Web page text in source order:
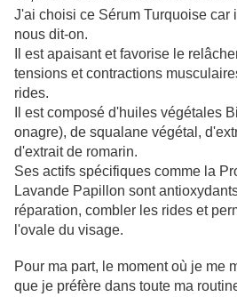
J'ai choisi ce Sérum Turquoise car
nous dit-on.
Il est apaisant et favorise le
tensions et contractions
rides.
Il est composé d'huiles végétales
onagre), de squalane végétal,
d'extrait de romarin.
Ses actifs spécifiques comme la
Lavande Papillon sont
réparation, combler les rides et
l'ovale du visage.
Pour ma part, le moment où je me
que je préfère dans toute ma